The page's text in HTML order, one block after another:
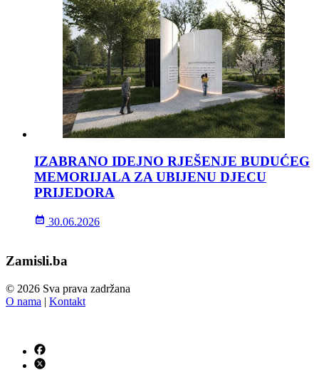
IZABRANO IDEJNO RJEŠENJE BUDUĆEG
MEMORIJALA ZA UBIJENU DJECU
PRIJEDORA
30.06.2026
Zamisli.ba
© 2026 Sva prava zadržana
O nama | Kontakt